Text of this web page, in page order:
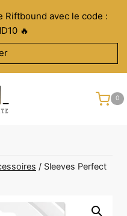
Riftbound avec le code :
🔥
0
/ Sleeves Perfect